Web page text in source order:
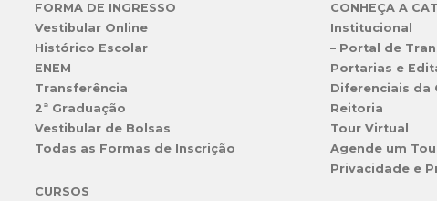
FORMA DE INGRESSO
Vestibular Online
Histórico Escolar
ENEM
Transferência
2ª Graduação
Vestibular de Bolsas
Todas as Formas de Inscrição
CURSOS
CONHEÇA A
Institucional
– Portal de
Portarias e
Diferenciais da
Reitoria
Tour Virtual
Agende um
Privacidade e